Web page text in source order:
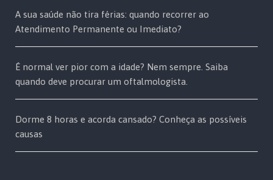
A sua saúde não tira férias: quando recorrer ao
Atendimento Permanente ou Imediato?
É normal ver pior com a idade? Nem sempre. Saiba
quando deve procurar um oftalmologista.
Dorme 8 horas e acorda cansado? Conheça as possíveis
causas